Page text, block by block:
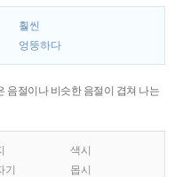
훨씬
엉뚱하다
음절이나 비슷한 음절이 겹쳐 나는
색시
기 몹시